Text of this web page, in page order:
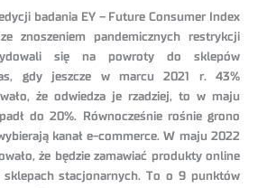
badania EY – Future Consumer Index
znoszeniem pandemicznych restrykcji
się na powroty do sklepów
gdy jeszcze w marcu 2021 r. 43%
że odwiedza je rzadziej, to w maju
do 20%. Równocześnie rośnie grono
kanał e-commerce. W maju 2022
że będzie zamawiać produkty online
stacjonarnych. To o 9 punktów